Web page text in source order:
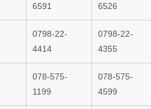
6591
6526
0798-22-
4414
0798-22-
4355
078-575-
1199
078-575-
4599